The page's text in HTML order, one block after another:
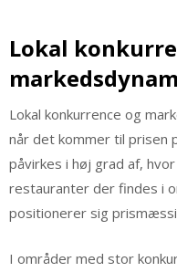
Lokal
Lokal konkurrence og
når det kommer til prisen
påvirkes i høj grad af,
restauranter der findes i
positionerer sig
I områder med stor